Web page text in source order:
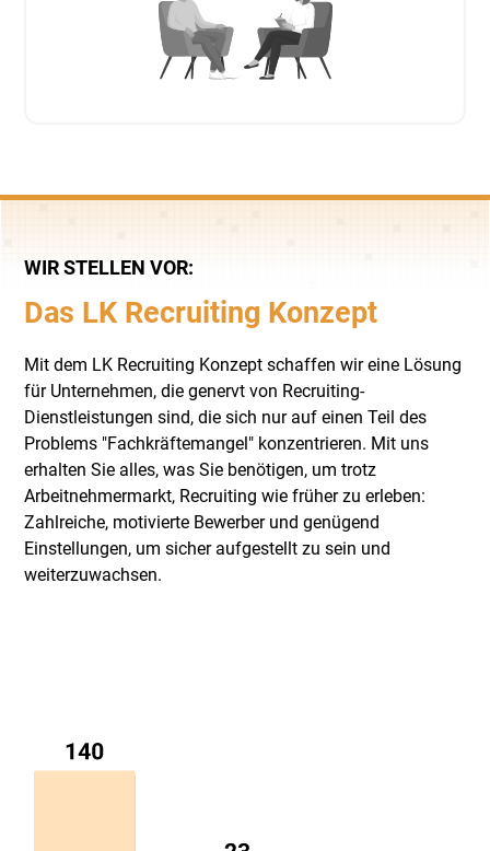
WIR STELLEN VOR:
Das LK Recruiting Konzept
Mit dem LK Recruiting Konzept schaffen wir eine Lösung
für Unternehmen, die genervt von Recruiting-
Dienstleistungen sind, die sich nur auf einen Teil des
Problems "Fachkräftemangel" konzentrieren. Mit uns
erhalten Sie alles, was Sie benötigen, um trotz
Arbeitnehmermarkt, Recruiting wie früher zu erleben:
Zahlreiche, motivierte Bewerber und genügend
Einstellungen, um sicher aufgestellt zu sein und
weiterzuwachsen.